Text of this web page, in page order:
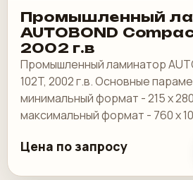
Промышленный
AUTOBOND
2002 г.в
Промышленный ламинатор
102T, 2002 г.в. Основные
минимальный формат - 215 х
максимальный формат - 760 х
пленки - от 20 до 150 мкр -
бумаги и.
Цена по запросу